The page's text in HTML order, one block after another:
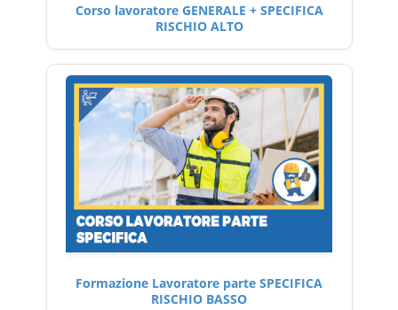
Corso lavoratore GENERALE + SPECIFICA
RISCHIO ALTO
Formazione Lavoratore parte SPECIFICA
RISCHIO BASSO